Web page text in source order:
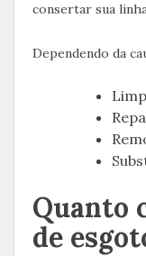
consertar sua
Dependendo da
Quanto
de